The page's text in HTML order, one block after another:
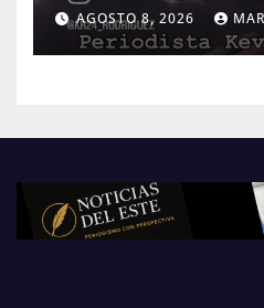
AGOSTO 8, 2026